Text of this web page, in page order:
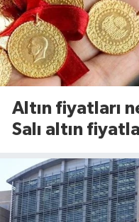
Altın fiyatları
Salı altın